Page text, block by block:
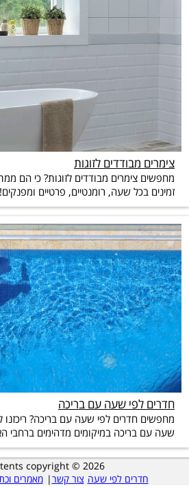
צימרים מבודדים לזוגות
מחפשים צימרים מבודדים לזוגות? כי הם
זמינים בכל שעה, רומנטיים, פרטיים ומפנקים!
חדרים לפי שעה עם בריכה
מחפשים חדרים לפי שעה עם בריכה? ריכזנו
שעה עם בריכה במיקומים מדהימים ברחבי
copyright © 2026
חדרים לפי שעה צור קשר| מאמרים